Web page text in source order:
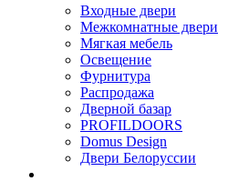
Входные двери
Межкомнатные двери
Мягкая мебель
Освещение
Фурнитура
Распродажа
Дверной базар
PROFILDOORS
Domus Design
Двери Белоруссии